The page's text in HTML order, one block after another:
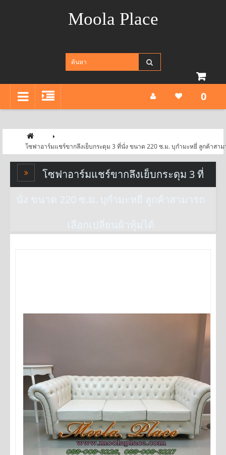
Moola Place
0
โซฟาอาร์มแชร์ขากลึงเย็บกระดุม 3 ที่นั่ง ขนาด 220 ซ.ม. บุกำมะหยี่ ลูกค้าสาม
โซฟาอาร์มแชร์ขากลึงเย็บกระดุม 3 ที่
นั่ง ขนาด 220 ซ.ม. บุกำมะหยี่ ลูกค้าสามารถ
เลือกเปลี่ยนผ้าหุ้มได้